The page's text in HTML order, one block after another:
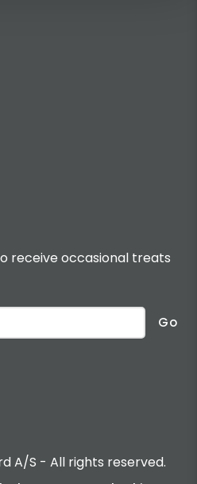
receive occasional treats
Go
A/S - All rights reserved.